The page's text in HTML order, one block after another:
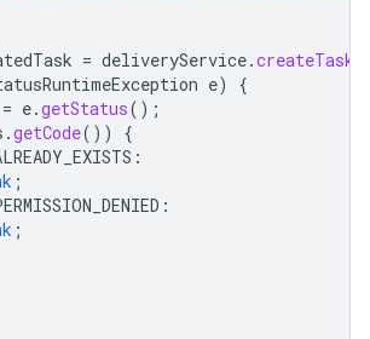
= deliveryService.createTask
e)
{
= e.getStatus();
.getCode())
{
:
;
:
;